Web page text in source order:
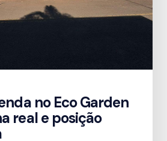
no Eco Garden
real e posição